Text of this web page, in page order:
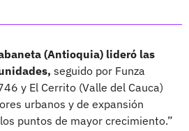
(Antioquia) lideró las
seguido por Funza
y El Cerrito (Valle del Cauca)
urbanos y de expansión
puntos de mayor crecimiento.”